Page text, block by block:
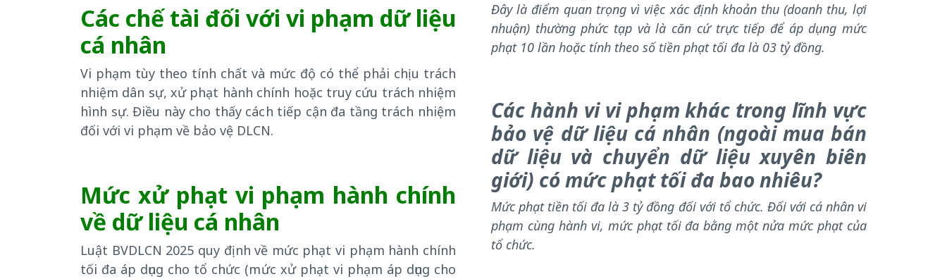
Các chế tài đối với vi phạm dữ liệu
cá nhân
Vi phạm tùy theo tính chất và mức độ có thể phải chịu trách
nhiệm dân sự, xử phạt hành chính hoặc truy cứu trách nhiệm
hình sự. Điều này cho thấy cách tiếp cận đa tầng trách nhiệm
đối với vi phạm về bảo vệ DLCN.
Mức xử phạt vi phạm hành chính
về dữ liệu cá nhân
Luật BVDLCN 2025 quy định về mức phạt vi phạm hành chính
tối đa áp dụng cho tổ chức (mức xử phạt vi phạm áp dụng cho
Đây là điểm quan trọng vì việc xác định khoản thu (doanh thu, lợi
nhuận) thường phức tạp và là căn cứ trực tiếp để áp dụng mức
phạt 10 lần hoặc tính theo số tiền phạt tối đa là 03 tỷ đồng.
Các hành vi vi phạm khác trong lĩnh vực
bảo vệ dữ liệu cá nhân (ngoài mua bán
dữ liệu và chuyển dữ liệu xuyên biên
giới) có mức phạt tối đa bao nhiêu?
Mức phạt tiền tối đa là 3 tỷ đồng đối với tổ chức. Đối với cá nhân vi
phạm cùng hành vi, mức phạt tối đa bằng một nửa mức phạt của
tổ chức.